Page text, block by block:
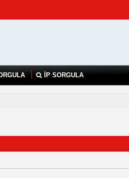
İP SORGULA